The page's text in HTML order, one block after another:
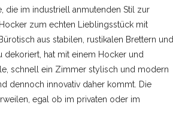
die im industriell anmutenden Stil zur
zum echten Lieblingsstück mit
aus stabilen, rustikalen Brettern und
dekoriert, hat mit einem Hocker und
schnell ein Zimmer stylisch und modern
dennoch innovativ daher kommt. Die
egal ob im privaten oder im